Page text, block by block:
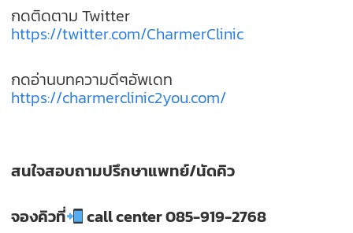
กดติดตาม Twitter
https://twitter.com/CharmerClinic
กดอ่านบทความดีๆอัพเดท
https://charmerclinic2you.com/
สนใจสอบถามปรึกษาแพทย์/นัดคิว
จองคิวที่
call center 085-919-2768